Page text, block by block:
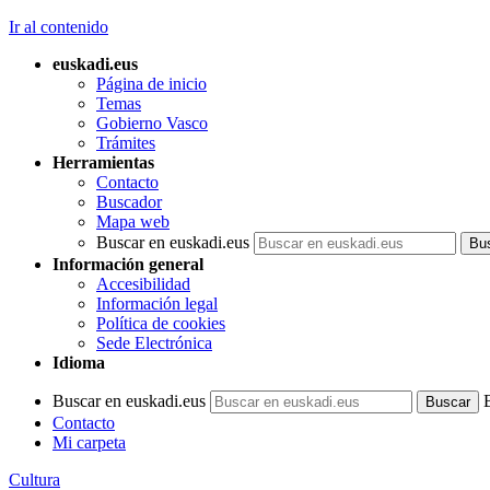
Ir al contenido
euskadi.eus
Página de inicio
Temas
Gobierno Vasco
Trámites
Herramientas
Contacto
Buscador
Mapa web
Buscar en euskadi.eus
Información general
Accesibilidad
Información legal
Política de cookies
Sede Electrónica
Idioma
Buscar en euskadi.eus
Contacto
Mi carpeta
Cultura